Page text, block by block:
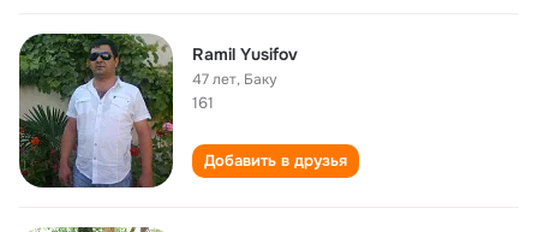
Ramil Yusifov
47 лет, Баку
161
Добавить в друзья